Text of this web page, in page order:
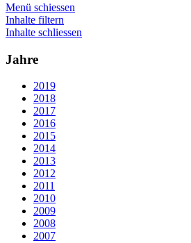
Menü schiessen
Inhalte filtern
Inhalte schliessen
Jahre
2019
2018
2017
2016
2015
2014
2013
2012
2011
2010
2009
2008
2007